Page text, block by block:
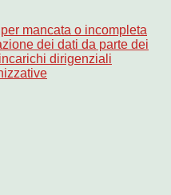
mancata o incompleta
dei dati da parte dei
dirigenziali